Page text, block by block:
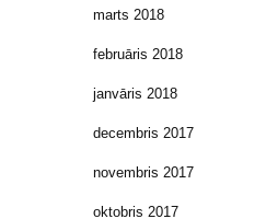
marts 2018
februāris 2018
janvāris 2018
decembris 2017
novembris 2017
oktobris 2017